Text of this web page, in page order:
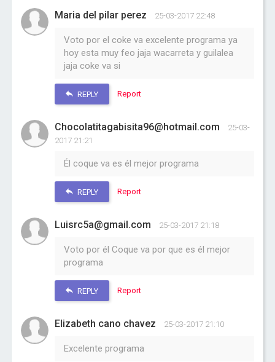
Maria del pilar perez 25-03-2017 22:48
Voto por el coke va excelente programa ya
hoy esta muy feo jaja wacarreta y guilalea
jaja coke va si
REPLY Report
Chocolatitagabisita96@hotmail.com
25-03-
2017 21:21
Él coque va es él mejor programa
REPLY Report
Luisrc5a@gmail.com 25-03-2017 21:18
Voto por él Coque va por que es él mejor
programa
REPLY Report
Elizabeth cano chavez 25-03-2017 21:10
Excelente programa